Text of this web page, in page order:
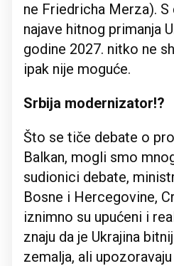
ne Friedricha Merza). S
najave hitnog primanja
godine 2027. nitko ne
ipak nije moguće.
Srbija modernizator!?
Što se tiče debate o
Balkan, mogli smo
sudionici debate,
Bosne i Hercegovine,
iznimno su upućeni i
znaju da je Ukrajina
zemalja, ali